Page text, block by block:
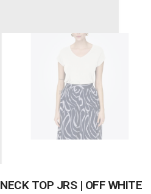
TOP JRS | OFF WHITE